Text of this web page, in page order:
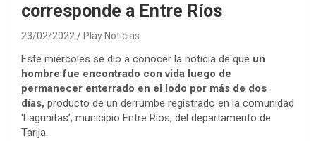
corresponde a Entre Ríos
23/02/2022 Play Noticias
Este miércoles se dio a conocer la noticia de que un
hombre fue encontrado con vida luego de
permanecer enterrado en el lodo por más de dos
días, producto de un derrumbe registrado en la comunidad
‘Lagunitas’, municipio Entre Ríos, del departamento de
Tarija.